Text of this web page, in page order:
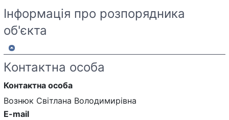
Інформація про розпорядника
об'єкта
Контактна особа
Контактна особа
Вознюк Світлана Володимирівна
E-mail